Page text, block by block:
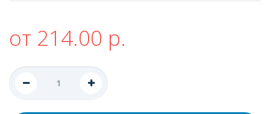
от 214.00 р.